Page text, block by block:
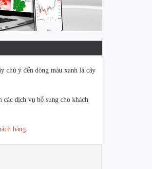
chú ý đến dòng màu xanh lá cây
dịch vụ bổ sung cho khách
hàng.